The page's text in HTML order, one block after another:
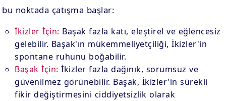
bu noktada çatışma başlar:
İkizler İçin: Başak fazla katı, eleştirel ve eğlencesiz
gelebilir. Başak'ın mükemmeliyetçiliği, İkizler'in
spontane ruhunu boğabilir.
Başak İçin: İkizler fazla dağınık, sorumsuz ve
güvenilmez görünebilir. Başak, İkizler'in sürekli
fikir değiştirmesini ciddiyetsizlik olarak